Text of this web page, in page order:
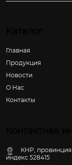
Главная
Продукция
Новости
О Hас
Контакты
КНР, провинция
индекс 528415